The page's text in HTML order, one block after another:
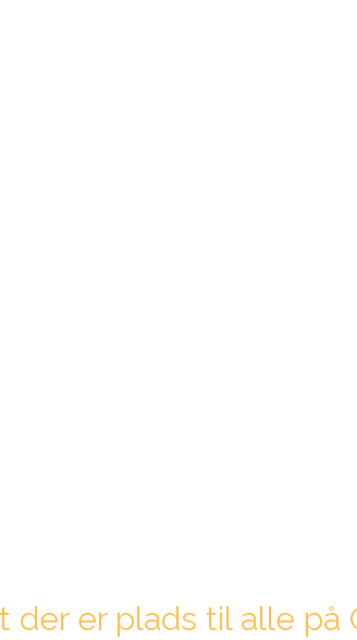
der er plads til alle